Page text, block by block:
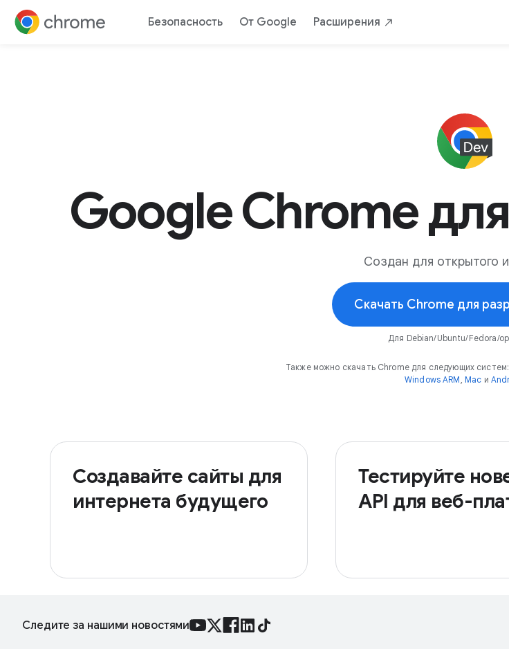
Безопасность От Google Расширения
Google Chrome
Создан для открытого
Скачать Chrome для
Для Debian/Ubuntu/Fedora/
Также можно скачать Chrome для следующих
Windows ARM , Mac и
Создавайте сайты для
интернета будущего
Тестируйте
API для веб-
Следите за нашими новостями